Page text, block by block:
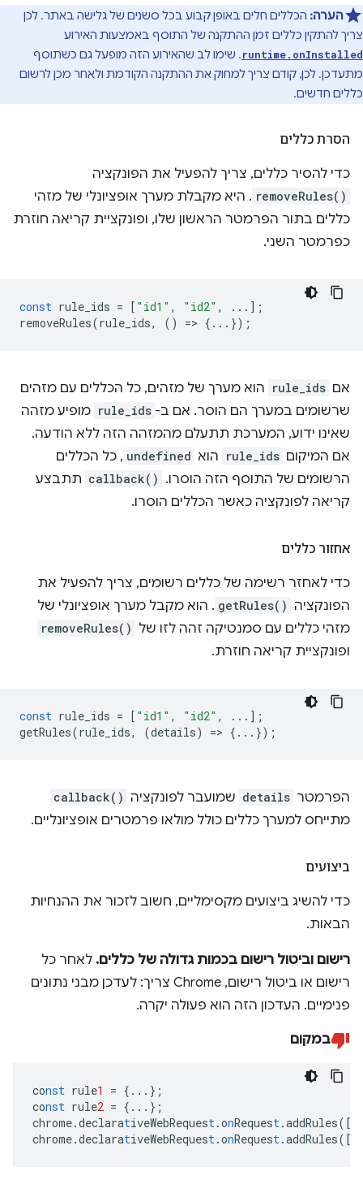
הערה: הכללים חלים באופן קבוע בכל סשנים של גלישה באתר. לכן
צריך להתקין כללים זמן ההתקנה של התוסף באמצעות האירוע
runtime.onInstalled. שימו לב שהאירוע הזה מופעל גם כשתוסף
מתעדכן. לכן, קודם צריך למחוק את ההתקנה הקודמת ולאחר מכן לרשום
כללים חדשים.
הסרת כללים
כדי להסיר כללים, צריך להפעיל את הפונקציה
removeRules() . היא מקבלת מערך אופציונלי של מזהי
כללים בתור הפרמטר הראשון שלו, ופונקציית קריאה חוזרת
כפרמטר השני.
const rule_ids = [ "id1" , "id2" ,
...];
removeRules(rule_ids, () => {...});
אם rule_ids הוא מערך של מזהים, כל הכללים עם מזהים
שרשומים במערך הם הוסר. אם ב- rule_ids מופיע מזהה
שאינו ידוע, המערכת תתעלם מהמזהה הזה ללא הודעה.
אם המיקום rule_ids הוא undefined , כל הכללים
הרשומים של התוסף הזה הוסרו. callback() תתבצע
קריאה לפונקציה כאשר הכללים הוסרו.
אחזור כללים
כדי לאחזר רשימה של כללים רשומים, צריך להפעיל את
הפונקציה getRules() . הוא מקבל מערך אופציונלי של
מזהי כללים עם סמנטיקה זהה לזו של removeRules()
ופונקציית קריאה חוזרת.
const rule_ids = [ "id1" , "id2" ,
...];
getRules(rule_ids, (details) => {...});
הפרמטר details שמועבר לפונקציה callback()
מתייחס למערך כללים כולל מולאו פרמטרים אופציונליים.
ביצועים
כדי להשיג ביצועים מקסימליים, חשוב לזכור את ההנחיות
הבאות.
רישום וביטול רישום בכמות גדולה של כללים. לאחר כל
רישום או ביטול רישום, Chrome צריך: לעדכן מבני נתונים
פנימיים. העדכון הזה הוא פעולה יקרה.
במקום
const rule1 = { ... } ;
const rule2 = { ... } ;
chrome.declarativeWebRequest.onRequest.addRules( [
chrome.declarativeWebRequest.onRequest.addRules( [